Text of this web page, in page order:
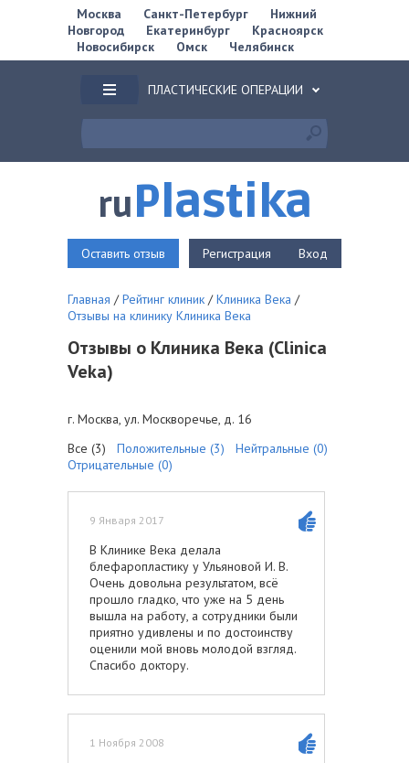
Москва Санкт-Петербург
Нижний
Новгород
Екатеринбург
Красноярск
Новосибирск
Омск Челябинск
ПЛАСТИЧЕСКИЕ ОПЕРАЦИИ
ruPlastika
Оставить отзыв Регистрация Вход
Главная / Рейтинг клиник / Клиника Века /
Отзывы на клинику Клиника Века
Отзывы о Клиника Века (Clinica
Veka)
г. Москва, ул. Москворечье, д. 16
Все (3) Положительные (3)
Нейтральные (0)
Отрицательные (0)
9 Января 2017
В Клинике Века делала
блефаропластику у Ульяновой И. В.
Очень довольна результатом, всё
прошло гладко, что уже на 5 день
вышла на работу, а сотрудники были
приятно удивлены и по достоинству
оценили мой вновь молодой взгляд.
Спасибо доктору.
1 Ноября 2008